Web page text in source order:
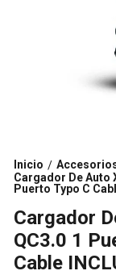
Inicio /
Cargador De Auto
Puerto Typo C
Cargador
QC3.0 1
Cable